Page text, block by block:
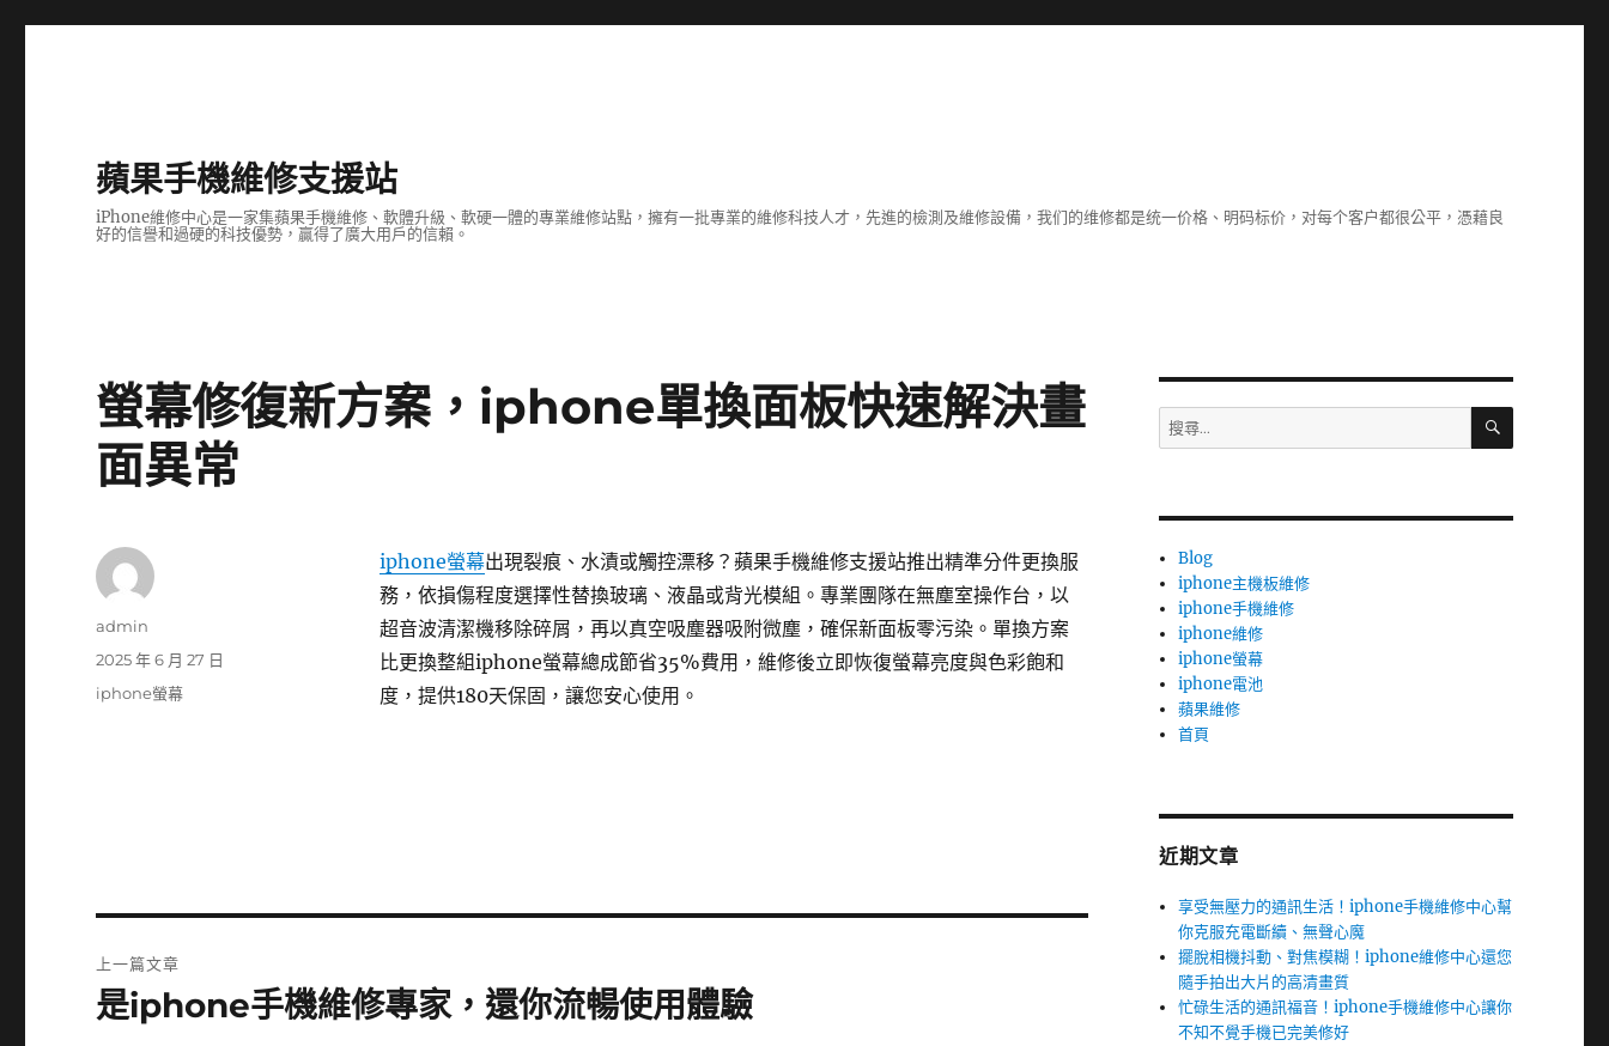
蘋果手機維修支援站
iPhone維修中心是一家集蘋果手機維修、軟體升級、軟硬一體的專業維修站點，擁有一批專業的維修科技人才，先進的檢測及維修設備，我们的维修都是统一价格、明码标价，对每个客户都很公平，憑藉良
好的信譽和過硬的科技優勢，贏得了廣大用戶的信賴。
螢幕修復新方案，iphone單換面板快速解決畫
面異常
iphone螢幕出現裂痕、水漬或觸控漂移？蘋果手機維修支援站推出精準分件更換服
務，依損傷程度選擇性替換玻璃、液晶或背光模組。專業團隊在無塵室操作台，以
超音波清潔機移除碎屑，再以真空吸塵器吸附微塵，確保新面板零污染。單換方案
比更換整組iphone螢幕總成節省35%費用，維修後立即恢復螢幕亮度與色彩飽和
度，提供180天保固，讓您安心使用。
作
admin
發
佈
日
2025 年 6 月 27 日
分
iphone螢幕
章
上一篇文章
上
是iphone手機維修專家，還你流暢使用體驗
搜
尋
字:
搜
Blog
iphone主機板維修
iphone手機維修
iphone維修
iphone螢幕
iphone電池
蘋果維修
首頁
近期文章
享受無壓力的通訊生活！iphone手機維修中心幫
你克服充電斷續、無聲心魔
擺脫相機抖動、對焦模糊！iphone維修中心還您
隨手拍出大片的高清畫質
忙碌生活的通訊福音！iphone手機維修中心讓你
不知不覺手機已完美修好